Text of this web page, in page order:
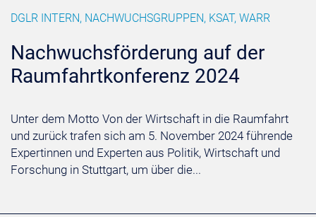
DGLR INTERN, NACHWUCHSGRUPPEN, KSAT, WARR
Nachwuchsförderung auf der
Raumfahrtkonferenz 2024
Unter dem Motto Von der Wirtschaft in die Raumfahrt
und zurück trafen sich am 5. November 2024 führende
Expertinnen und Experten aus Politik, Wirtschaft und
Forschung in Stuttgart, um über die...